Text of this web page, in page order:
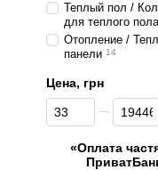
Теплый пол /
для теплого пола
Отопление /
панели 14
Цена, грн
От Цена, грн
До Цена, грн
«Оплата